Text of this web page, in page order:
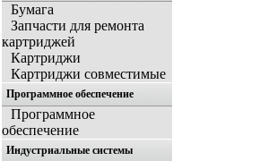
Бумага
Запчасти для ремонта
картриджей
Картриджи
Картриджи совместимые
Программное обеспечение
Программное
обеспечение
Индустриальные системы